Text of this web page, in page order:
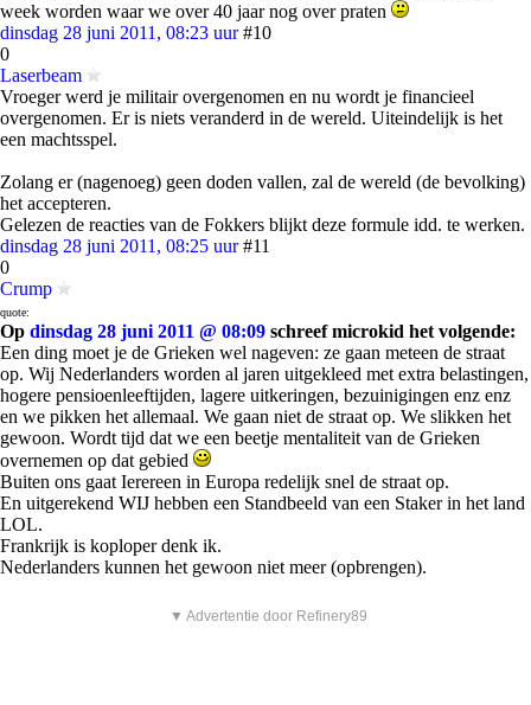
week worden waar we over 40 jaar nog over praten
dinsdag 28 juni 2011, 08:23 uur #10
0
Laserbeam
Vroeger werd je militair overgenomen en nu wordt je financieel
overgenomen. Er is niets veranderd in de wereld. Uiteindelijk is het
een machtsspel.
Zolang er (nagenoeg) geen doden vallen, zal de wereld (de bevolking)
het accepteren.
Gelezen de reacties van de Fokkers blijkt deze formule idd. te werken.
dinsdag 28 juni 2011, 08:25 uur #11
0
Crump
quote:
Op dinsdag 28 juni 2011 @ 08:09 schreef microkid het volgende:
Een ding moet je de Grieken wel nageven: ze gaan meteen de straat
op. Wij Nederlanders worden al jaren uitgekleed met extra belastingen,
hogere pensioenleeftijden, lagere uitkeringen, bezuinigingen enz enz
en we pikken het allemaal. We gaan niet de straat op. We slikken het
gewoon. Wordt tijd dat we een beetje mentaliteit van de Grieken
overnemen op dat gebied
Buiten ons gaat Ierereen in Europa redelijk snel de straat op.
En uitgerekend WIJ hebben een Standbeeld van een Staker in het land
LOL.
Frankrijk is koploper denk ik.
Nederlanders kunnen het gewoon niet meer (opbrengen).
▼ Advertentie door Refinery89